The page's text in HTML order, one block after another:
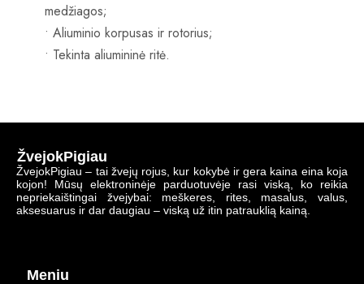
medžiagos;
• Aliuminio korpusas ir rotorius;
• Tekinta aliumininė ritė.
ŽvejokPigiau
ŽvejokPigiau – tai žvejų rojus, kur kokybė ir gera kaina eina koja
kojon! Mūsų elektroninėje parduotuvėje rasi viską, ko reikia
nepriekaištingai žvejybai: meškeres, rites, masalus, valus,
aksesuarus ir dar daugiau – viską už itin patrauklią kainą.
Meniu